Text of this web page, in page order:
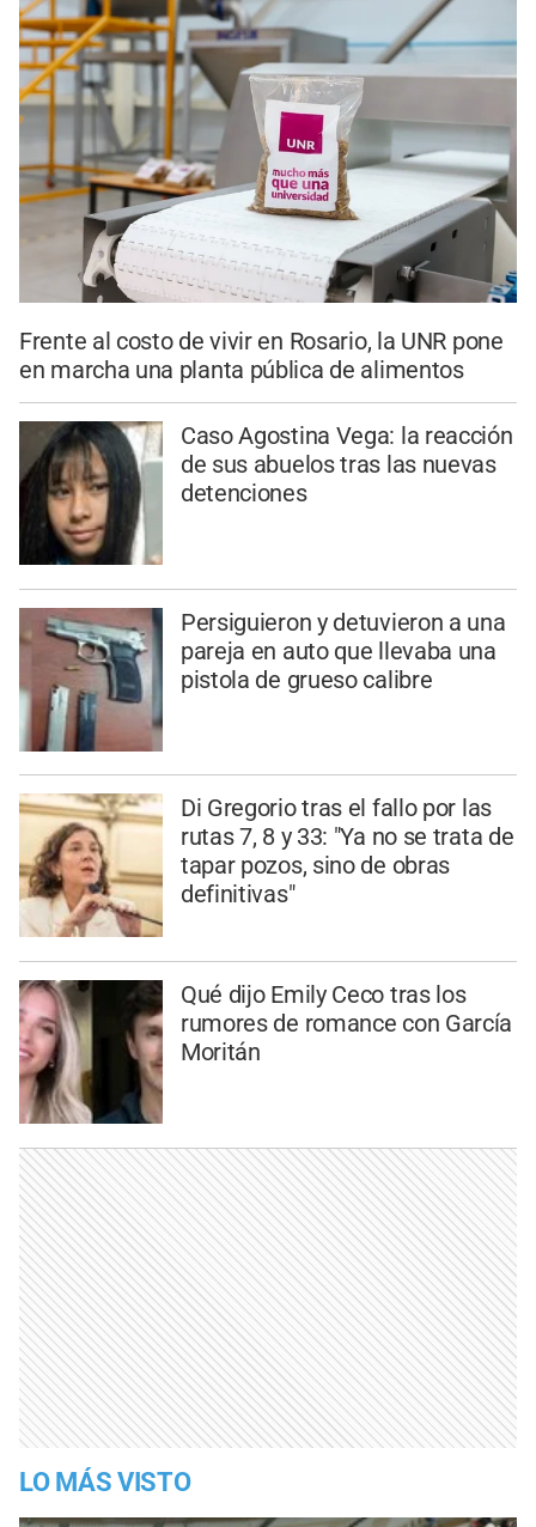
Frente al costo de vivir en Rosario, la UNR pone
en marcha una planta pública de alimentos
Caso Agostina Vega: la reacción
de sus abuelos tras las nuevas
detenciones
Persiguieron y detuvieron a una
pareja en auto que llevaba una
pistola de grueso calibre
Di Gregorio tras el fallo por las
rutas 7, 8 y 33: "Ya no se trata de
tapar pozos, sino de obras
definitivas"
Qué dijo Emily Ceco tras los
rumores de romance con García
Moritán
LO MÁS VISTO